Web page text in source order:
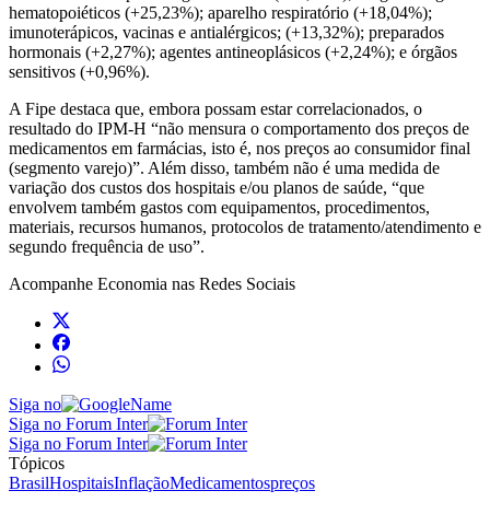
hematopoiéticos (+25,23%); aparelho respiratório (+18,04%);
imunoterápicos, vacinas e antialérgicos; (+13,32%); preparados
hormonais (+2,27%); agentes antineoplásicos (+2,24%); e órgãos
sensitivos (+0,96%).
A Fipe destaca que, embora possam estar correlacionados, o
resultado do IPM-H “não mensura o comportamento dos preços de
medicamentos em farmácias, isto é, nos preços ao consumidor final
(segmento varejo)”. Além disso, também não é uma medida de
variação dos custos dos hospitais e/ou planos de saúde, “que
envolvem também gastos com equipamentos, procedimentos,
materiais, recursos humanos, protocolos de tratamento/atendimento e
segundo frequência de uso”.
Acompanhe Economia nas Redes Sociais
Siga no
Siga no Forum Inter
Siga no Forum Inter
Tópicos
BrasilHospitaisInflaçãoMedicamentospreços